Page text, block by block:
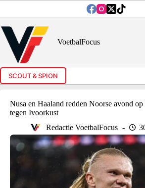
inhoud
VoetbalFocus
SCOUT & SPION
Nusa en Haaland redden Noorse avond
tegen Ivoorkust
Redactie VoetbalFocus